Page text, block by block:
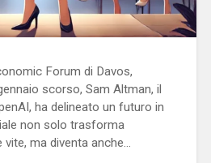
Forum di Davos,
scorso, Sam Altman, il
ha delineato un futuro in
non solo trasforma
ma diventa anche…